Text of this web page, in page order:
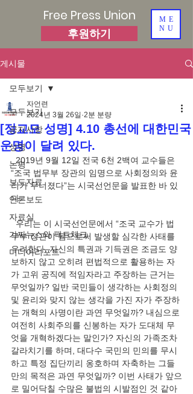
Free Press Union
후원하기
ME
NU
게시물
모두보기
공지사항
성명
논평
보도자료
언론보도
자료실
가짜뉴스와 팩트체크
미디어리포트
모두보기
[정교모 성명] 4.10 총선에 대한민국
운명이 달려 있다.
자언련
2024년 3월 26일 2분 분량
  2019년 9월 12일 전국 6천 2백여 교수들은
“조국 법무부 장관의 임명으로 사회정의와 윤
리가 무너졌다”는 시국선언문을 발표한 바 있
다.
  우리는 이 시국선언문에서 “조국 교수가 법
무부 장관이 됨으로써 발생할 심각한 사태를
우려한다. 자신의 특권과 기득권은 조금도 양
보하지 않고 오히려 편법적으로 활용하는 자
가 고위 공직에 적임자라고 주장하는 근거는
무엇일까? 일반 국민들이 생각하는 사회정의
및 윤리와 맞지 않는 생각을 가진 자가 주장하
는 개혁의 사명이란 과연 무엇일까? 내심으로
여전히 사회주의를 신봉하는 자가 도대체 무
엇을 개혁하겠다는 말인가? 자신의 가족조차
갈라치기를 하며, 대다수 국민의 민의를 무시
하고 특정 집단끼리 옹호하며 자축하는 그들
만의 목적은 과연 무엇일까? 이번 사태가 앞으
로 밀어닥칠 수많은 불법의 시발점인 것 같아